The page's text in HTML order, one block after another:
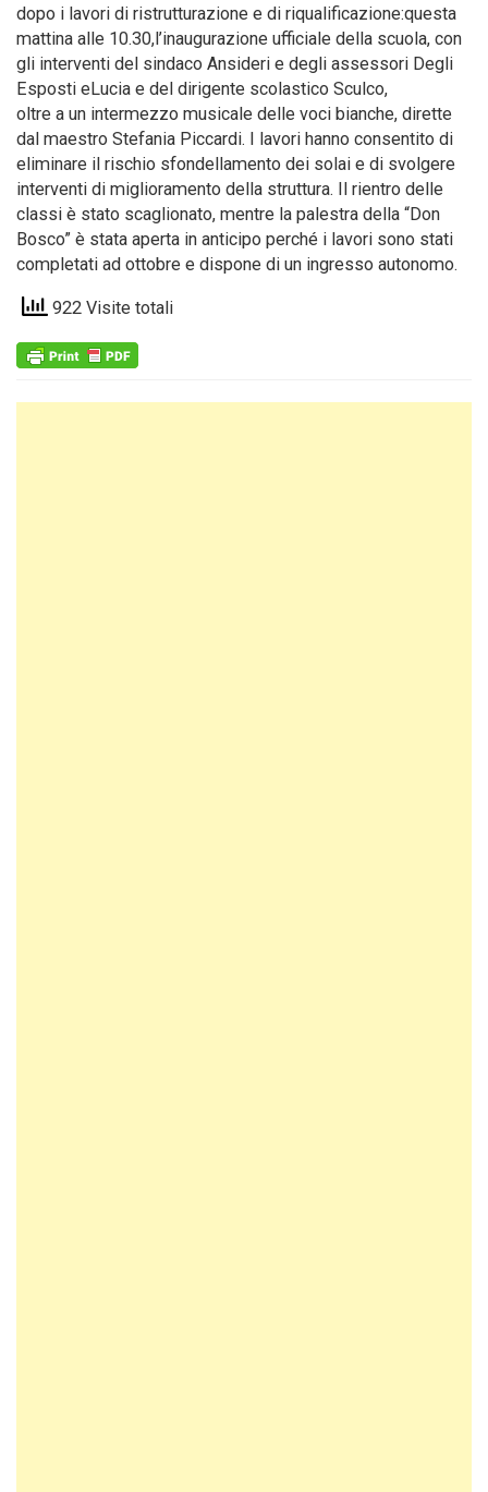
dopo i lavori di ristrutturazione e di riqualificazione:questa
mattina alle 10.30,l’inaugurazione ufficiale della scuola, con
gli interventi del sindaco Ansideri e degli assessori Degli
Esposti eLucia e del dirigente scolastico Sculco,
oltre a un intermezzo musicale delle voci bianche, dirette
dal maestro Stefania Piccardi. I lavori hanno consentito di
eliminare il rischio sfondellamento dei solai e di svolgere
interventi di miglioramento della struttura. Il rientro delle
classi è stato scaglionato, mentre la palestra della “Don
Bosco” è stata aperta in anticipo perché i lavori sono stati
completati ad ottobre e dispone di un ingresso autonomo.
922 Visite totali